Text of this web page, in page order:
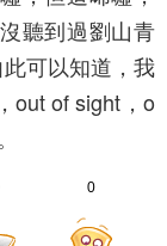
聽到過劉山青
可以知道，我
out of sight，o
0